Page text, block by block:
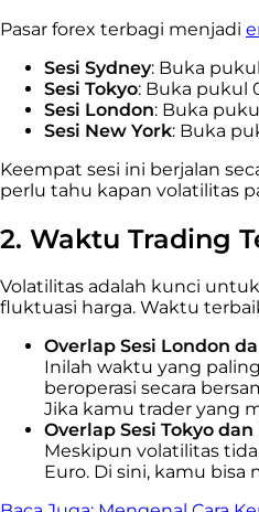
Pasar forex terbagi menjadi
Sesi Sydney: Buka
Sesi Tokyo: Buka pukul
Sesi London: Buka
Sesi New York: Buka
Keempat sesi ini berjalan
perlu tahu kapan volatilitas
2. Waktu Trading
Volatilitas adalah kunci
fluktuasi harga. Waktu
Overlap Sesi London
Inilah waktu yang
beroperasi secara
Jika kamu trader yang
Overlap Sesi Tokyo dan
Meskipun volatilitas
Euro. Di sini, kamu